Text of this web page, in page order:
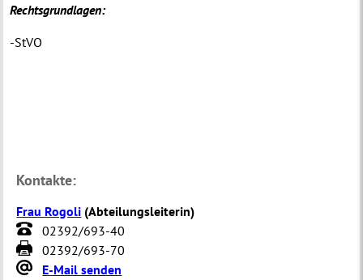
Rechtsgrundlagen:
-StVO
Kontakte:
Frau Rogoli (Abteilungsleiterin)
02392/693-40
02392/693-70
E-Mail senden